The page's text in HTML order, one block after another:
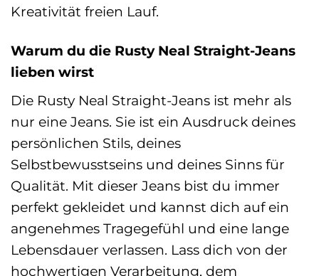
Kreativität freien Lauf.
Warum du die Rusty Neal Straight-Jeans
lieben wirst
Die Rusty Neal Straight-Jeans ist mehr als
nur eine Jeans. Sie ist ein Ausdruck deines
persönlichen Stils, deines
Selbstbewusstseins und deines Sinns für
Qualität. Mit dieser Jeans bist du immer
perfekt gekleidet und kannst dich auf ein
angenehmes Tragegefühl und eine lange
Lebensdauer verlassen. Lass dich von der
hochwertigen Verarbeitung, dem